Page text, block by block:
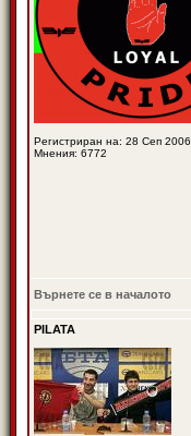
Регистриран на: 28 Сеп 2006
Мнения: 6772
Върнете се в началото
PILATA